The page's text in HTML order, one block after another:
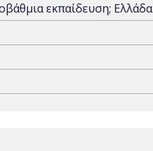
εκπαίδευση; Ελλάδα